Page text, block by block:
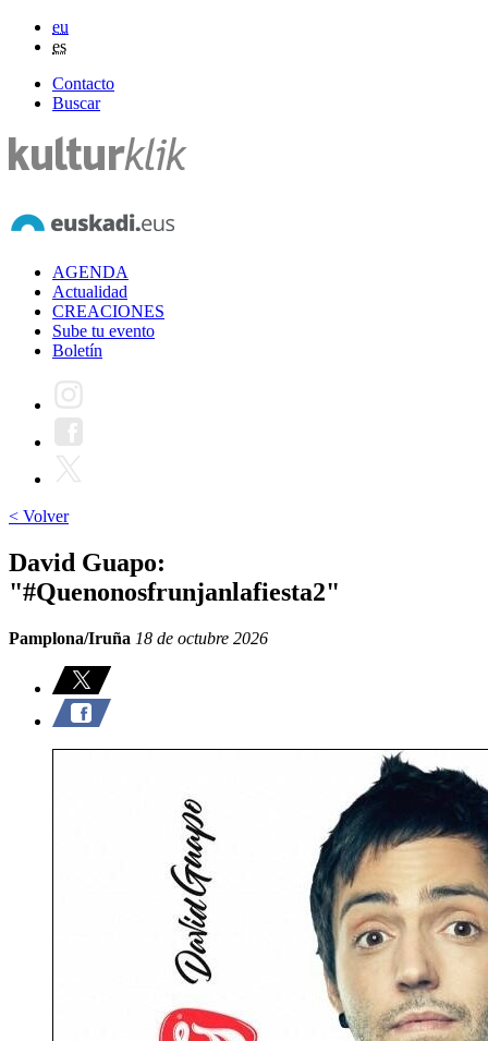
eu
es
Contacto
Buscar
AGENDA
Actualidad
CREACIONES
Sube tu evento
Boletín
< Volver
David Guapo:
"#Quenonosfrunjanlafiesta2"
Pamplona/Iruña 18 de octubre 2026